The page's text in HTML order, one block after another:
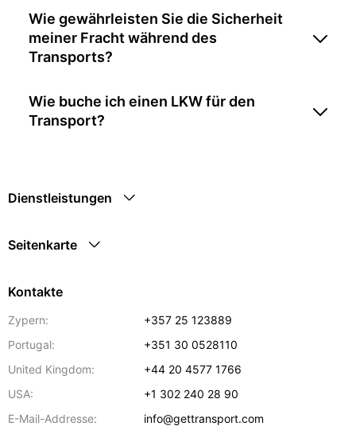
Wie gewährleisten Sie die Sicherheit
meiner Fracht während des
Transports?
Wie buche ich einen LKW für den
Transport?
Dienstleistungen
Seitenkarte
Kontakte
Zypern:
+357 25 123889
Portugal:
+351 30 0528110
United Kingdom:
+44 20 4577 1766
USA:
+1 302 240 28 90
E-Mail-Addresse:
info@gettransport.com